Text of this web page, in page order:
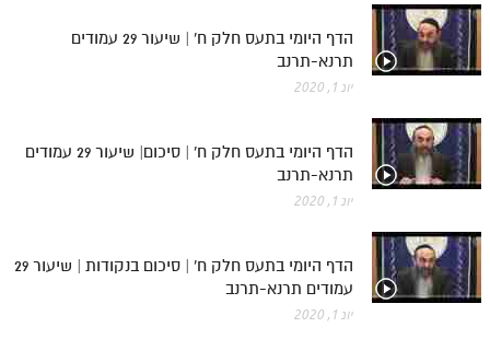
הדף היומי בתעס חלק ח' | שיעור 29 עמודים
תרנא-תרנב
יונ 1, 2020
הדף היומי בתעס חלק ח' | סיכום| שיעור 29 עמודים
תרנא-תרנב
יונ 1, 2020
הדף היומי בתעס חלק ח' | סיכום בנקודות | שיעור 29
עמודים תרנא-תרנב
יונ 1, 2020